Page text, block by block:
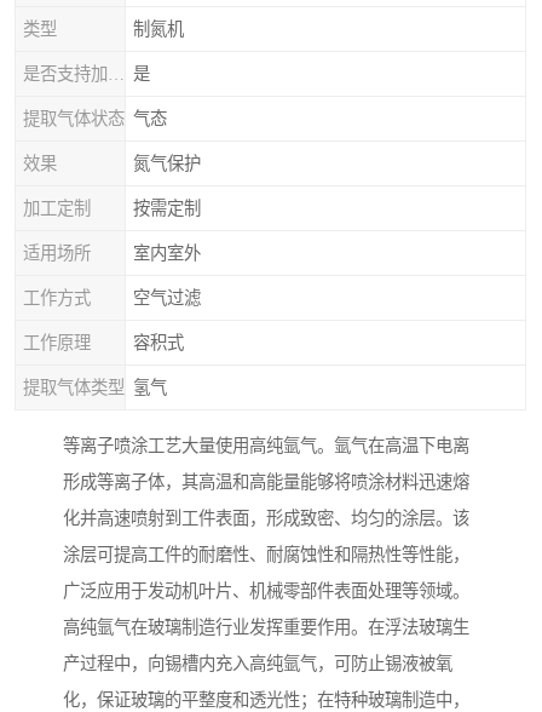
类型 制氮机
是
提取气体状态 气态
效果 氮气保护
加工定制 按需定制
适用场所 室内室外
工作方式 空气过滤
工作原理 容积式
提取气体类型 氢气
等离子喷涂工艺大量使用高纯氩气。氩气在高温下电离
形成等离子体，其高温和高能量能够将喷涂材料迅速熔
化并高速喷射到工件表面，形成致密、均匀的涂层。该
涂层可提高工件的耐磨性、耐腐蚀性和隔热性等性能，
广泛应用于发动机叶片、机械零部件表面处理等领域。​
高纯氩气在玻璃制造行业发挥重要作用。在浮法玻璃生
产过程中，向锡槽内充入高纯氩气，可防止锡液被氧
化，保证玻璃的平整度和透光性；在特种玻璃制造中，